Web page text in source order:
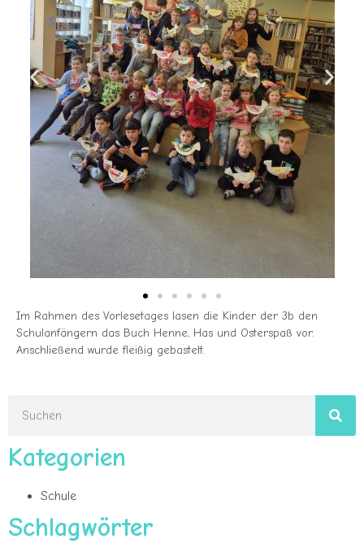
Im Rahmen des Vorlesetages lasen die Kinder der 3b den
Schulanfängern das Buch Henne, Has und Osterspaß vor.
Anschließend wurde fleißig gebastelt.
Kategorien
Schule
Schlagwörter